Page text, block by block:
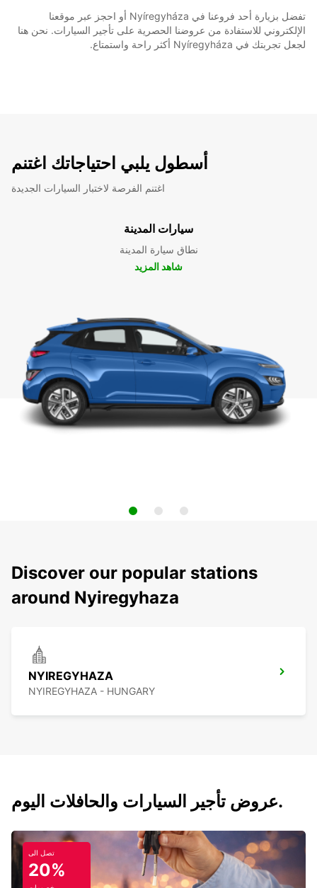
تفضل بزيارة أحد فروعنا في Nyíregyháza أو احجز عبر موقعنا
الإلكتروني للاستفادة من عروضنا الحصرية على تأجير السيارات. نحن هنا
لجعل تجربتك في Nyíregyháza أكثر راحة واستمتاع.
أسطول يلبي احتياجاتك اغتنم
اغتنم الفرصة لاختبار السيارات الجديدة
سيارات المدينة
نطاق سيارة المدينة
شاهد المزيد
Discover our popular stations
around Nyiregyhaza
NYIREGYHAZA
NYIREGYHAZA - HUNGARY
عروض تأجير السيارات والحافلات اليوم.
تصل الى
20%